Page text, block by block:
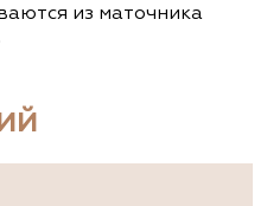
из маточника